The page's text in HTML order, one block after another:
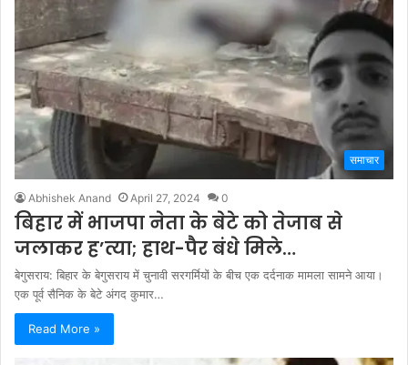
समाचार
Abhishek Anand April 27, 2024 0
बिहार में भाजपा नेता के बेटे को तेजाब से
जलाकर ह’त्या; हाथ-पैर बंधे मिले…
बेगुसराय: बिहार के बेगुसराय में चुनावी सरगर्मियों के बीच एक दर्दनाक मामला सामने आया।
एक पूर्व सैनिक के बेटे अंगद कुमार…
Read More »